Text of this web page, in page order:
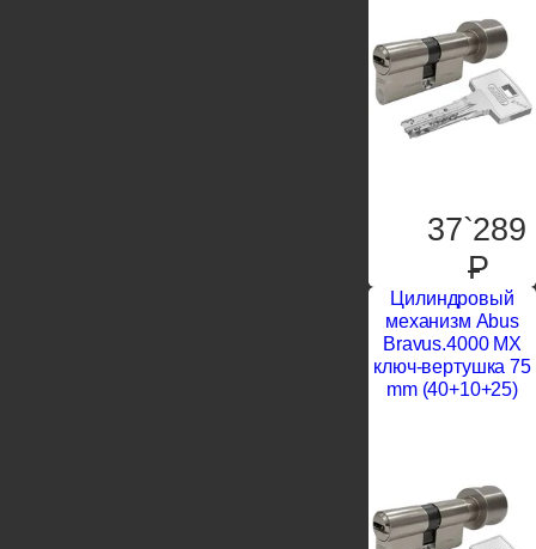
37`289
P
Цилиндровый
механизм Abus
Bravus.4000 MX
ключ-вертушка 75
mm (40+10+25)